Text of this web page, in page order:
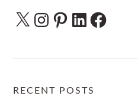
X Instagram
Pinterest
LinkedInFacebook
RECENT POSTS